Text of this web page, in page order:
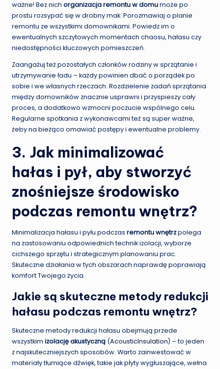
ważne! Bez nich organizacja remontu w domumoże po
prostu rozsypać się w drobny mak. Porozmawiaj o planie
remontu ze wszystkimi domownikami. Powiedz im o
ewentualnych szczytowych momentach chaosu, hałasu czy
niedostępności kluczowych pomieszczeń.
Zaangażuj też pozostałych członków rodziny w sprzątanie i
utrzymywanie ładu – każdy powinien dbać o porządek po
sobie i we własnych rzeczach. Rozdzielenie zadań sprzątania
między domowników znacznie usprawni i przyspieszy cały
proces, a dodatkowo wzmocni poczucie wspólnego celu.
Regularne spotkania z wykonawcami też są super ważne,
żeby na bieżąco omawiać postępy i ewentualne problemy.
3. Jak minimalizować
hałas i pył, aby stworzyć
znośniejsze środowisko
podczas remontu wnętrz?
Minimalizacja hałasu i pyłu podczas remontu wnętrzpolega
na zastosowaniu odpowiednich technik izolacji, wyborze
cichszego sprzętu i strategicznym planowaniu prac.
Skuteczne działania w tych obszarach naprawdę poprawiają
komfort Twojego życia.
Jakie są skuteczne metody redukcji
hałasu podczas remontu wnętrz?
Skuteczne metody redukcji hałasu obejmują przede
wszystkim izolację akustyczną (AcousticInsulation) – to jeden
z najskuteczniejszych sposobów. Warto zainwestować w
materiały tłumiące dźwięk, takie jak płyty wygłuszające, wełna